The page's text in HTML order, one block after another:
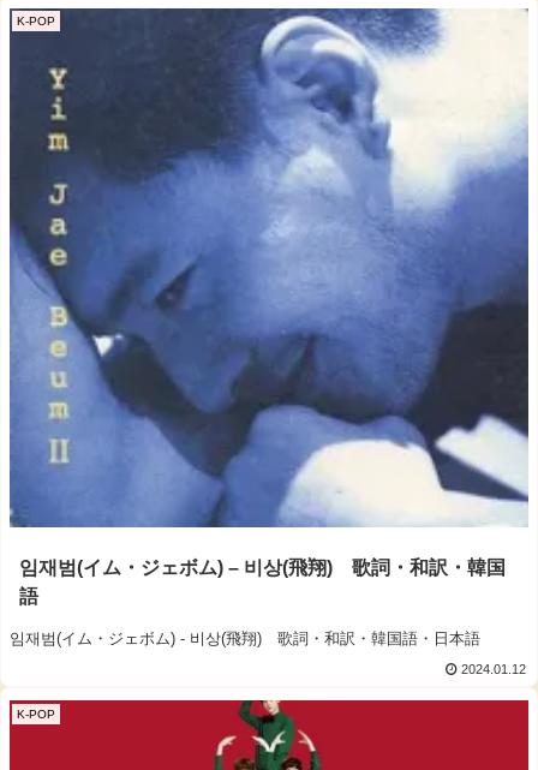
K-POP
임재범(イム・ジェボム) – 비상(飛翔) 歌詞・和訳・韓国
語
임재범(イム・ジェボム) - 비상(飛翔) 歌詞・和訳・韓国語・日本語
2024.01.12
K-POP